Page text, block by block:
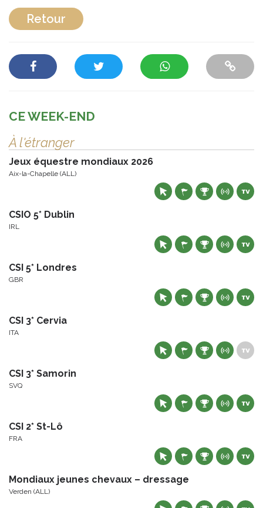
Retour
CE WEEK-END
À l'étranger
Jeux équestre mondiaux 2026
Aix-la-Chapelle (ALL)
CSIO 5* Dublin
IRL
CSI 5* Londres
GBR
CSI 3* Cervia
ITA
CSI 3* Samorin
SVQ
CSI 2* St-Lô
FRA
Mondiaux jeunes chevaux – dressage
Verden (ALL)